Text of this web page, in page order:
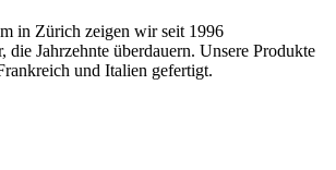
in Zürich zeigen wir seit 1996
die Jahrzehnte überdauern. Unsere Produkte
und Italien gefertigt.